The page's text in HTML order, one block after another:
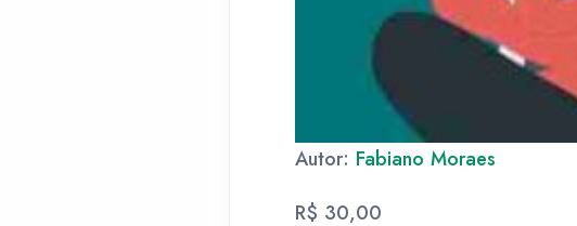
Autor: Fabiano Moraes
R$ 30,00